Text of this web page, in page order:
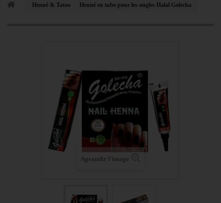
Henné & Tatoo Henné en tube pour les ongles Halal Golecha
Agrandir l'image